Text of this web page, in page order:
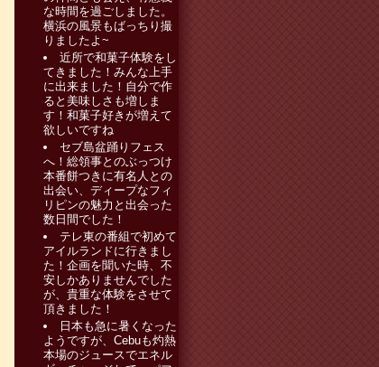
な時間を過ごしました。
横浜の風景もばっちり撮
りましたよ~
近所で和菓子体験をし
てきました！みんな上手
に出来ました！自分で作
ると美味しさも増しま
す！和菓子好きが増えて
欲しいですね
セブ島盆踊りフェス
へ！総領事とのぶっつけ
本番餅つきに有名人との
出会い、ディープなフィ
リピンの魅力と出会った
数日間でした！
テレ東の番組で初めて
アイルランドに行きまし
た！企画を聞いた時、不
安しかありませんでした
が、貴重な体験をさせて
頂きました！
日本も急に暑くなった
ようですが、Cebuも灼熱
本場のジュースでエネル